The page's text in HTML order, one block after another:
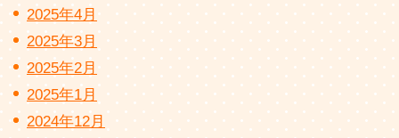
2025年4月
2025年3月
2025年2月
2025年1月
2024年12月